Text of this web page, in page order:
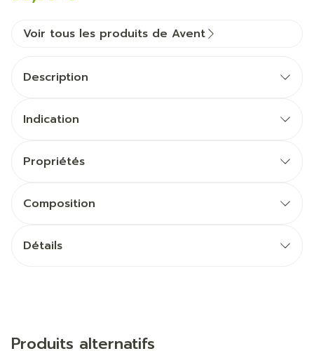
Voir tous les produits de Avent
Description
Indication
Propriétés
Composition
Détails
Produits alternatifs